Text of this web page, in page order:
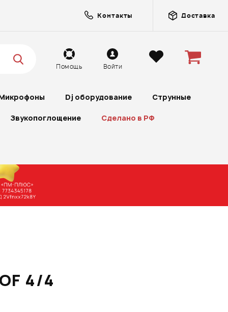
Контакты Доставка
Помощь Войти
Dj оборудование Струнные
Звукопоглощение Сделано в РФ
4/4